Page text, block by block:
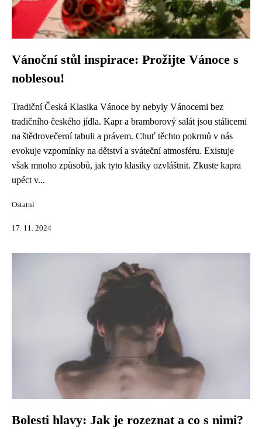
Vánoční stůl inspirace: Prožijte Vánoce s
noblesou!
Tradiční Česká Klasika Vánoce by nebyly Vánocemi bez
tradičního českého jídla. Kapr a bramborový salát jsou stálicemi
na štědrovečerní tabuli a právem. Chuť těchto pokrmů v nás
evokuje vzpomínky na dětství a sváteční atmosféru. Existuje
však mnoho způsobů, jak tyto klasiky ozvláštnit. Zkuste kapra
upéct v...
Ostatní
17. 11. 2024
Bolesti hlavy: Jak je rozeznat a co s nimi?